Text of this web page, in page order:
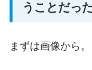
うことだっ
まずは画像から。